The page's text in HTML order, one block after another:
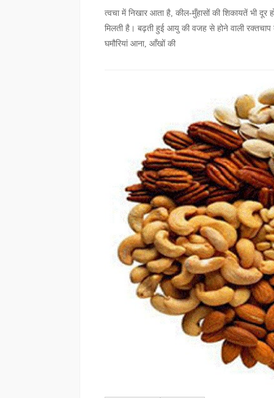
त्वचा में निखार आता है, कील-मुँहासों की शिकायतें भी
मिलती है। बढ़ती हुई आयु की वजह से होने वाली रक्तचाप
घमौरियां आना, आँखों की